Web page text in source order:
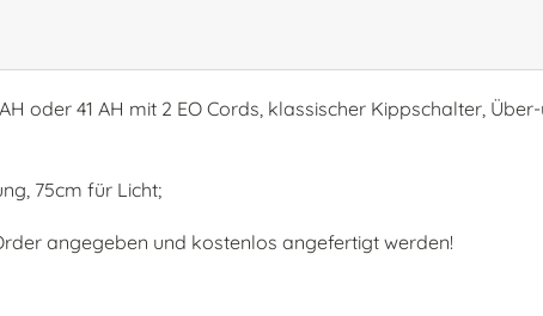
oder 41 AH mit 2 EO Cords, klassischer Kippschalter,
75cm für Licht;
angegeben und kostenlos angefertigt werden!